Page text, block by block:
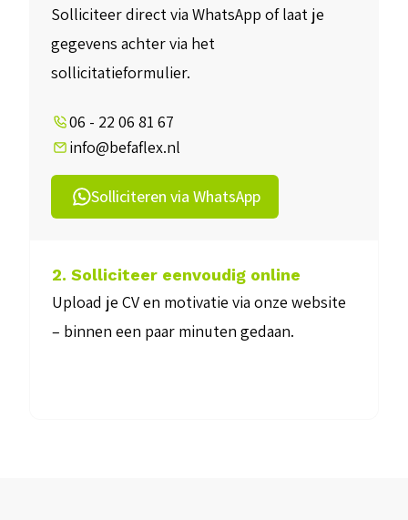
Solliciteer direct via WhatsApp of laat je
gegevens achter via het
sollicitatieformulier.
06 - 22 06 81 67
info@befaflex.nl
Solliciteren via WhatsApp
2. Solliciteer eenvoudig online
Upload je CV en motivatie via onze website
– binnen een paar minuten gedaan.